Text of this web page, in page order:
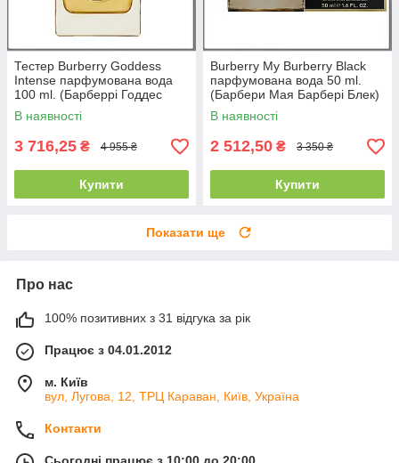
Тестер Burberry Goddess
Intense парфумована вода
100 ml. (Барберрі Годдес
Інтенс)
В наявності
3 716,25 ₴ 4 955 ₴
Купити
Burberry My Burberry Black
парфумована вода 50 ml.
(Барбери Мая Барбері Блек)
В наявності
2 512,50 ₴ 3 350 ₴
Купити
Показати ще
Про нас
100% позитивних з 31 відгука за рік
Працює з 04.01.2012
м. Київ
вул, Лугова, 12, ТРЦ Караван, Київ, Україна
Контакти